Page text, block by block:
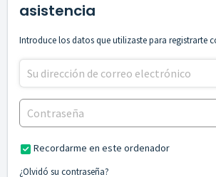
asistencia
Introduce los datos que utilizaste para registrarte
Recordarme en este ordenador
¿Olvidó su contraseña?